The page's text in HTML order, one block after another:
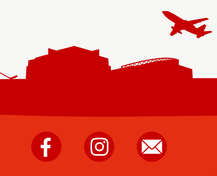
Timrå
kommun
Facebook.
Timrå
kommun
på
Instagram.
Skicka
e-
post
till